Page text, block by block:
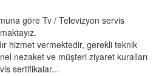
göre Tv / Televizyon servis
hizmet vermektedir, gerekli teknik
nezaket ve müşteri ziyaret kuralları
sertifikalar...